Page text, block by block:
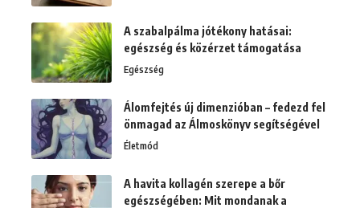
A szabalpálma jótékony hatásai:
egészség és közérzet támogatása
Egészség
Álomfejtés új dimenzióban – fedezd fel
önmagad az Álmoskönyv segítségével
Életmód
A havita kollagén szerepe a bőr
egészségében: Mit mondanak a